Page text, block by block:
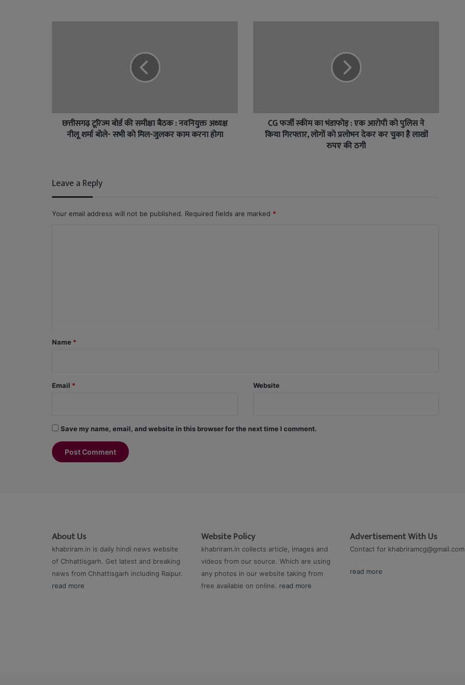
छत्तीसगढ़ टूरिज्म बोर्ड की समीक्षा बैठक : नवनियुक्त अध्यक्ष
नीलू शर्मा बोले- सभी को मिल-जुलकर काम करना होगा
CG फर्जी स्कीम का भंडाफोड़ : एक आरोपी को पुलिस ने
किया गिरफ्तार, लोगों को प्रलोभन देकर कर चुका है लाखों
रुपए की ठगी
Leave a Reply
Your email address will not be published. Required fields are marked *
*
Name *
Email * Website
Save my name, email, and website in this browser for the next time I comment.
About Us
khabriram.in is daily hindi news website
of Chhattisgarh. Get latest and breaking
news from Chhattisgarh including Raipur.
read more
Website Policy
khabriram.in collects article, images and
videos from our source. Which are using
any photos in our website taking from
free available on online. read more
Advertisement With Us
Contact for khabriramcg@gmail.com
read more